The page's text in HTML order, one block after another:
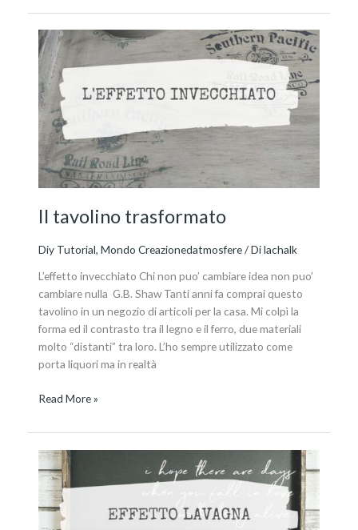
Il tavolino trasformato
Diy Tutorial,Mondo Creazionedatmosfere/ Dilachalk
L’effetto invecchiato Chi non puo’ cambiare idea non puo’
cambiare nulla G.B. Shaw Tanti anni fa comprai questo
tavolino in un negozio di articoli per la casa. Mi colpì la
forma ed il contrasto tra il legno e il ferro, due materiali
molto “distanti” tra loro. L’ho sempre utilizzato come
porta liquori ma in realtà
Il
tavolino
trasformato
Read More »
Non
solo
nero,
non